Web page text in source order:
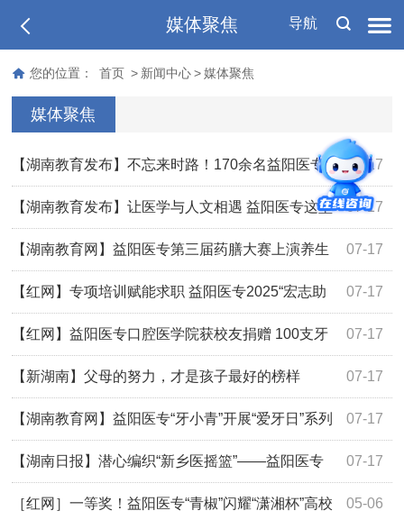
导航
媒体聚焦
您的位置： 首页 > 新闻中心 > 媒体聚焦
媒体聚焦
07-17
【湖南教育发布】不忘来时路！170余名益阳医专
学子走进清溪村感悟文学人生 07-17
【湖南教育发布】让医学与人文相遇 益阳医专这堂
思政课在“文学之乡”开讲 07-17
【湖南教育网】益阳医专第三届药膳大赛上演养生
新潮流 07-17
【红网】专项培训赋能求职 益阳医专2025“宏志助
航计划”惠及240名困难学子 07-17
【红网】益阳医专口腔医学院获校友捐赠 100支牙
科设备助力人才培养 07-17
【新湖南】父母的努力，才是孩子最好的榜样
07-17
【湖南教育网】益阳医专“牙小青”开展“爱牙日”系列
活动 07-17
【湖南日报】潜心编织“新乡医摇篮”——益阳医专
基层医疗人才培养的创新之路 05-06
［红网］一等奖！益阳医专“青椒”闪耀“潇湘杯”高校